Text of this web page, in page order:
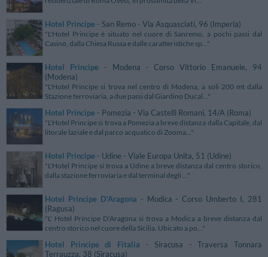
Hotel Principe - San Remo - Via Asquasciati, 96 (Imperia)
"L'Hotel Principe è situato nel cuore di Sanremo, a pochi passi dal
Casinò, dalla Chiesa Russa e dalle caratteristiche sp..."
Hotel Principe- Modena - Corso Vittorio Emanuele, 94
(Modena)
"L'Hotel Principe si trova nel centro di Modena, a soli 200 mt dalla
Stazione ferroviaria, a due passi dal Giardino Ducal..."
Hotel Principe - Pomezia - Via Castelli Romani, 14/A (Roma)
"L'Hotel Principe si trova a Pomezia a breve distanza dalla Capitale, dal
litorale laziale e dal parco acquatico di Zooma..."
Hotel Principe - Udine - Viale Europa Unita, 51 (Udine)
"L'Hotel Principe si trova a Udine a breve distanza dal centro storico,
dalla stazione ferroviaria e dal terminal degli ..."
Hotel Principe D'Aragona - Modica - Corso Umberto I, 281
(Ragusa)
"L' Hotel Principe D'Aragona si trova a Modica a breve distanza dal
centro storico nel cuore della Sicilia. Ubicato a po..."
Hotel Principe di Fitalia - Siracusa - Traversa Tonnara
Terrauzza, 38 (Siracusa)